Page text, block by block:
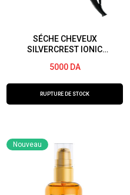
SÉCHE CHEVEUX
SILVERCREST IONIC
2200 watts
5000 DA
RUPTURE DE STOCK
Nouveau